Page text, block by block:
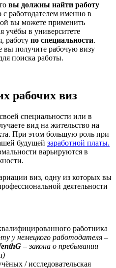
вы должны найти работу
с работодателем именно в
вы можете применить
учёбы в университете
работу по специальности.
вы получите рабочую визу
поиска работы.
рабочих виз
специальности или в
вид на жительство на
При этом большую роль при
будущей заработной платы.
варьируются в
виз, одну из которых вы
деятельности
работника
у немецкого работодателя –
– закона о пребывании
/ исследовательская